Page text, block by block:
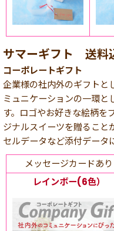
サマーギフト 送料
コーポレートギフト
企業様の社内外のギフトと
ミュニケーションの一環と
す。ロゴやお好きな絵柄を
ジナルスイーツを贈ること
セルデータなど添付データ
メッセージカードあり
レインボー(6色）